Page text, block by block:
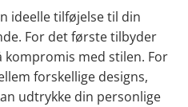
ideelle tilføjelse til din
For det første tilbyder
med stilen. For
forskellige designs,
udtrykke din personlige